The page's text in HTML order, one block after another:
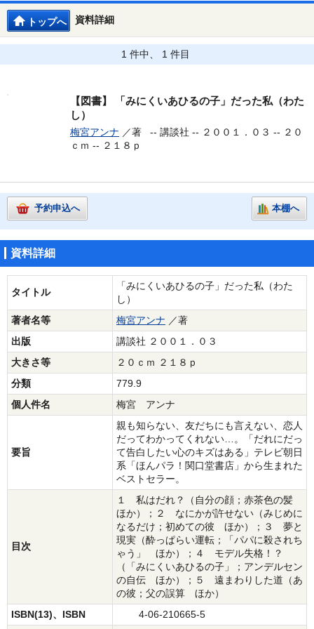
資料詳細
トップへ
1 件中、 1 件目
【図書】
「みにくいあひるの子」だった私（わた
し）
梅宮アンナ ／著 -- 講談社 -- ２００１．０３ -- ２０
ｃｍ -- ２１８ｐ
予約申込へ 本棚へ
資料詳細
タイトル
「みにくいあひるの子」だった私（わた
し）
著者名等
梅宮アンナ ／著
出版
講談社 ２００１．０３
大きさ等
２０ｃｍ ２１８ｐ
分類
779.9
個人件名
梅宮 アンナ
要旨
親も知らない、友だちにも言えない、恋人
だってわかってくれない…。「だれにだっ
て告白したい心のキズはある」テレビ朝日
系「ほんパラ！関口堂書店」から生まれた
ベストセラー。
目次
１ 私はだれ？（自分の顔；赤茶色の髪
ほか）；２ なにかが許せない（みじめに
なるだけ；初めての彼 ほか）；３ 夢と
現実（酔っぱらい運転；「パパに殺されち
ゃう」 ほか）；４ モデル失格！？
（「みにくいあひるの子」；アンデルセン
の自伝 ほか）；５ 遠まわりした道（あ
の彼；父の誤算 ほか）
ISBN(13)、ISBN
4-06-210665-5